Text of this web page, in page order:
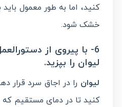
خشک شود.
6- با پیروی از
لیوان را بپزید.
لیوان را در اجاق سرد قرار